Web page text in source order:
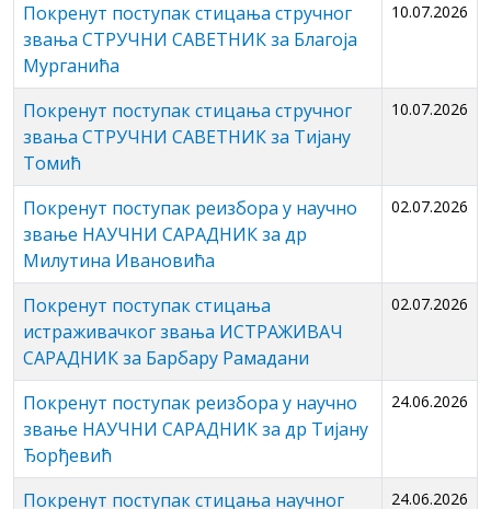
Покренут поступак стицања стручног
звања СТРУЧНИ САВЕТНИК за Благоја
Мурганића
10.07.2026
Покренут поступак стицања стручног
звања СТРУЧНИ САВЕТНИК за Тијану
Томић
10.07.2026
Покренут поступак реизбора у научно
звање НАУЧНИ САРАДНИК за др
Милутина Ивановића
02.07.2026
Покренут поступак стицања
истраживачког звања ИСТРАЖИВАЧ
САРАДНИК за Барбару Рамадани
02.07.2026
Покренут поступак реизбора у научно
звање НАУЧНИ САРАДНИК за др Тијану
Ђорђевић
24.06.2026
Покренут поступак стицања научног
24.06.2026